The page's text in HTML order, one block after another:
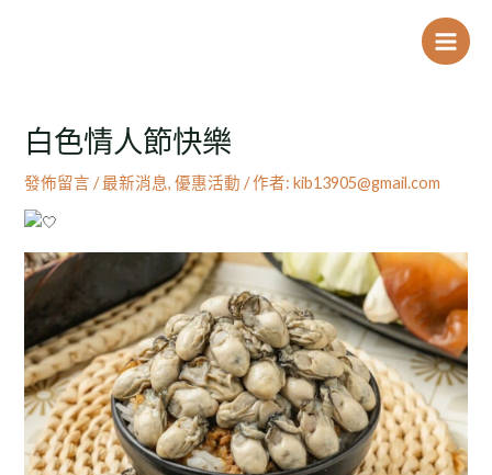
Main
白色情人節快樂
發佈留言 /最新消息,優惠活動 / 作者:kib13905@gmail.com